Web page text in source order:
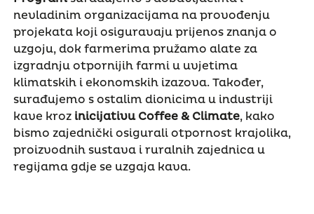
nevladinim organizacijama na provođenju
projekata koji osiguravaju prijenos znanja o
uzgoju, dok farmerima pružamo alate za
izgradnju otpornijih farmi u uvjetima
klimatskih i ekonomskih izazova. Također,
surađujemo s ostalim dionicima u industriji
kave kroz inicijativu Coffee & Climate, kako
bismo zajednički osigurali otpornost krajolika,
proizvodnih sustava i ruralnih zajednica u
regijama gdje se uzgaja kava.